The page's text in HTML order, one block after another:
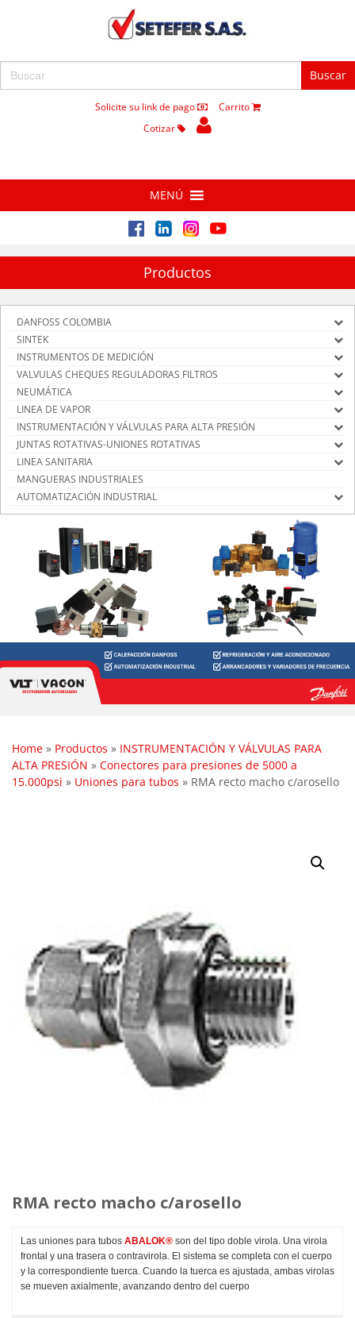
Buscar:
Solicite su link de pago
Carrito
Cotizar
MENÚ
Productos
DANFOSS COLOMBIA
SINTEK
INSTRUMENTOS DE MEDICIÓN
VALVULAS CHEQUES REGULADORAS FILTROS
NEUMÁTICA
LINEA DE VAPOR
INSTRUMENTACIÓN Y VÁLVULAS PARA ALTA PRESIÓN
JUNTAS ROTATIVAS-UNIONES ROTATIVAS
LINEA SANITARIA
MANGUERAS INDUSTRIALES
AUTOMATIZACIÓN INDUSTRIAL
Home » Productos » INSTRUMENTACIÓN Y VÁLVULAS PARA
ALTA PRESIÓN » Conectores para presiones de 5000 a
15.000psi » Uniones para tubos » RMA recto macho c/arosello
RMA recto macho c/arosello
Las uniones para tubos ABALOK® son del tipo doble virola. Una virola
frontal y una trasera o contravirola. El sistema se completa con el cuerpo
y la correspondiente tuerca. Cuando la tuerca es ajustada, ambas virolas
se mueven axialmente, avanzando dentro del cuerpo